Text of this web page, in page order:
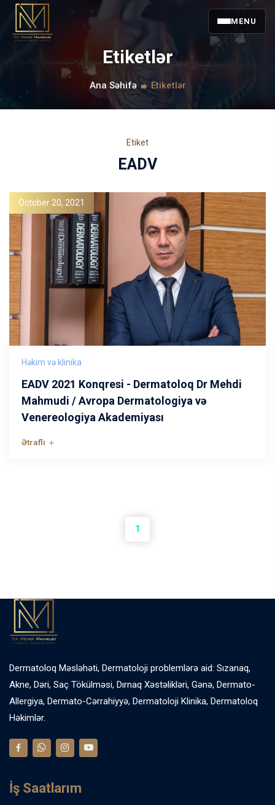
MENU
Etiketlər
Ana Səhifə Etiketlər
Etiket
EADV
October 20, 2021
Həkim və klinika
EADV 2021 Konqresi - Dermatoloq Dr Mehdi
Mahmudi / Avropa Dermatologiya və
Venereologiya Akademiyası
Ətraflı
1
Dermatoloq Məsləhəti, Dermatoloji problemlərə aid: Sızanaq,
Akne, Dəri, Saç Tökülməsi, Dırnaq Xəstəlikləri, Gənə, Dermato-
Allergiya, Dermato-Cərrahiyyə, Dermatoloji Klinika, Dermatoloq
Həkimlər.
İş Saatlarım